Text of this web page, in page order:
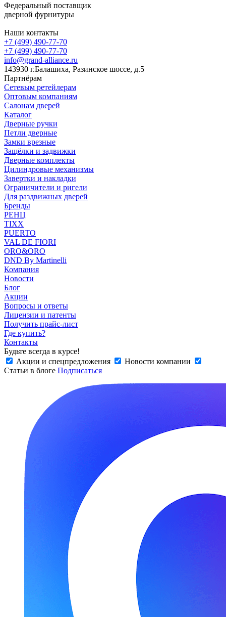
Федеральный поставщик
дверной фурнитуры
Наши контакты
+7 (499) 490-77-70
+7 (499) 490-77-70
info@grand-alliance.ru
143930 г.Балашиха, Разинское шоссе, д.5
Партнёрам
Сетевым ретейлерам
Оптовым компаниям
Салонам дверей
Каталог
Дверные ручки
Петли дверные
Замки врезные
Защёлки и задвижки
Дверные комплекты
Цилиндровые механизмы
Завертки и накладки
Ограничители и ригели
Для раздвижных дверей
Бренды
РЕНЦ
TIXX
PUERTO
VAL DE FIORI
ORO&ORO
DND By Martinelli
Компания
Новости
Блог
Акции
Вопросы и ответы
Лицензии и патенты
Получить прайс-лист
Где купить?
Контакты
Будьте всегда в курсе!
Акции и спецпредложения
Новости компании
Статьи в блоге Подписаться